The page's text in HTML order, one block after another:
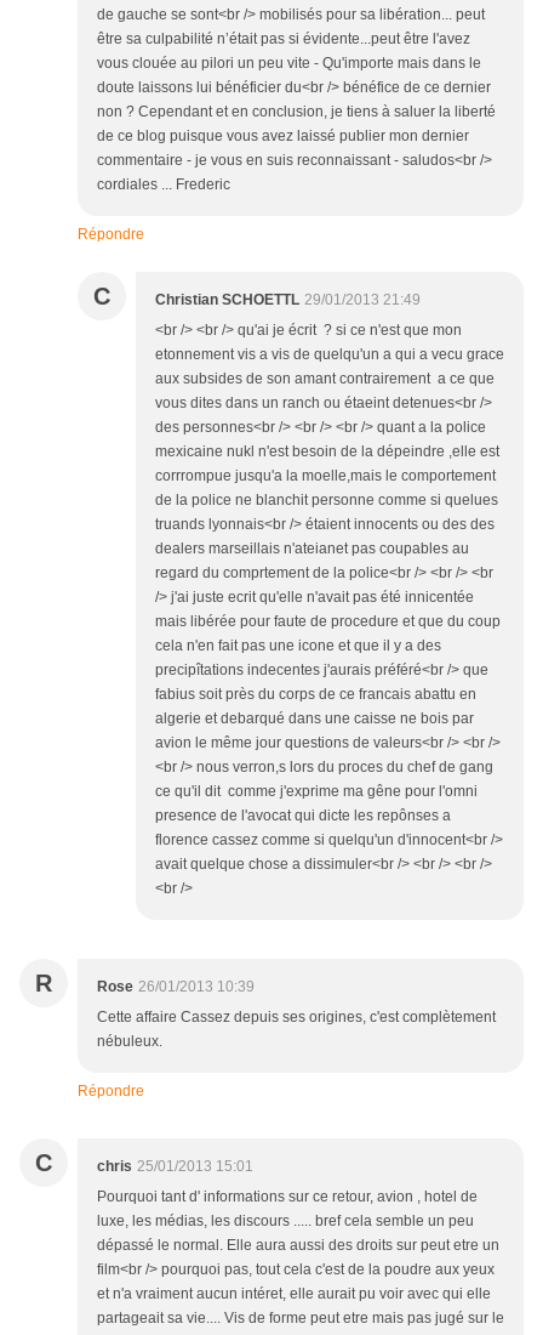
de gauche se sont<br /> mobilisés pour sa libération... peut
être sa culpabilité n’était pas si évidente...peut être l'avez
vous clouée au pilori un peu vite - Qu'importe mais dans le
doute laissons lui bénéficier du<br /> bénéfice de ce dernier
non ? Cependant et en conclusion, je tiens à saluer la liberté
de ce blog puisque vous avez laissé publier mon dernier
commentaire - je vous en suis reconnaissant - saludos<br />
cordiales ... Frederic
Répondre
C Christian SCHOETTL 29/01/2013 21:49
<br /> <br /> qu'ai je écrit ? si ce n'est que mon
etonnement vis a vis de quelqu'un a qui a vecu grace
aux subsides de son amant contrairement a ce que
vous dites dans un ranch ou étaeint detenues<br />
des personnes<br /> <br /> <br /> quant a la police
mexicaine nukl n'est besoin de la dépeindre ,elle est
corrrompue jusqu'a la moelle,mais le comportement
de la police ne blanchit personne comme si quelues
truands lyonnais<br /> étaient innocents ou des des
dealers marseillais n'ateianet pas coupables au
regard du comprtement de la police<br /> <br /> <br
/> j'ai juste ecrit qu'elle n'avait pas été innicentée
mais libérée pour faute de procedure et que du coup
cela n'en fait pas une icone et que il y a des
precipîtations indecentes j'aurais préféré<br /> que
fabius soit près du corps de ce francais abattu en
algerie et debarqué dans une caisse ne bois par
avion le même jour questions de valeurs<br /> <br />
<br /> nous verron,s lors du proces du chef de gang
ce qu'il dit comme j'exprime ma gêne pour l'omni
presence de l'avocat qui dicte les repônses a
florence cassez comme si quelqu'un d'innocent<br />
avait quelque chose a dissimuler<br /> <br /> <br />
<br />
R Rose 26/01/2013 10:39
Cette affaire Cassez depuis ses origines, c'est complètement
nébuleux.
Répondre
C chris 25/01/2013 15:01
Pourquoi tant d' informations sur ce retour, avion , hotel de
luxe, les médias, les discours ..... bref cela semble un peu
dépassé le normal. Elle aura aussi des droits sur peut etre un
film<br /> pourquoi pas, tout cela c'est de la poudre aux yeux
et n'a vraiment aucun intéret, elle aurait pu voir avec qui elle
partageait sa vie.... Vis de forme peut etre mais pas jugé sur le